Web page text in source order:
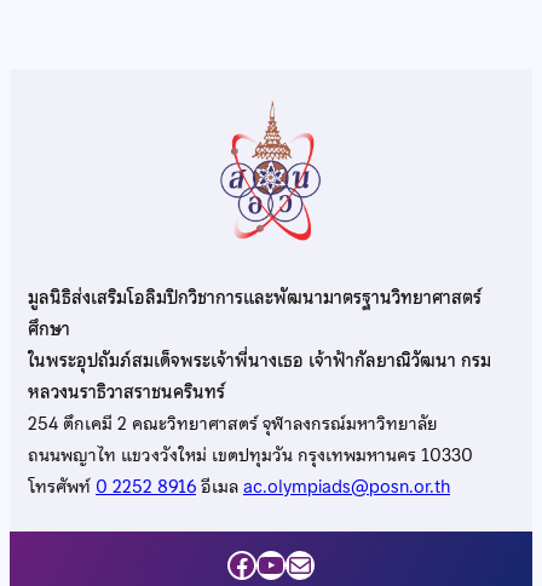
มูลนิธิส่งเสริมโอลิมปิกวิชาการและพัฒนามาตรฐานวิทยาศาสตร์
ศึกษา
ในพระอุปถัมภ์สมเด็จพระเจ้าพี่นางเธอ เจ้าฟ้ากัลยาณิวัฒนา กรม
หลวงนราธิวาสราชนครินทร์
254 ตึกเคมี 2 คณะวิทยาศาสตร์ จุฬาลงกรณ์มหาวิทยาลัย
ถนนพญาไท แขวงวังใหม่ เขตปทุมวัน กรุงเทพมหานคร 10330
โทรศัพท์0 2252 8916อีเมลac.olympiads@posn.or.th
Facebook
YouTube
Mail